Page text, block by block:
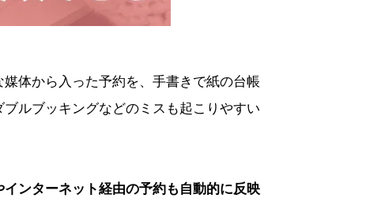
体から入った予約を、手書きで紙の台帳
ルブッキングなどのミスも起こりやすい
インターネット経由の予約も自動的に反映